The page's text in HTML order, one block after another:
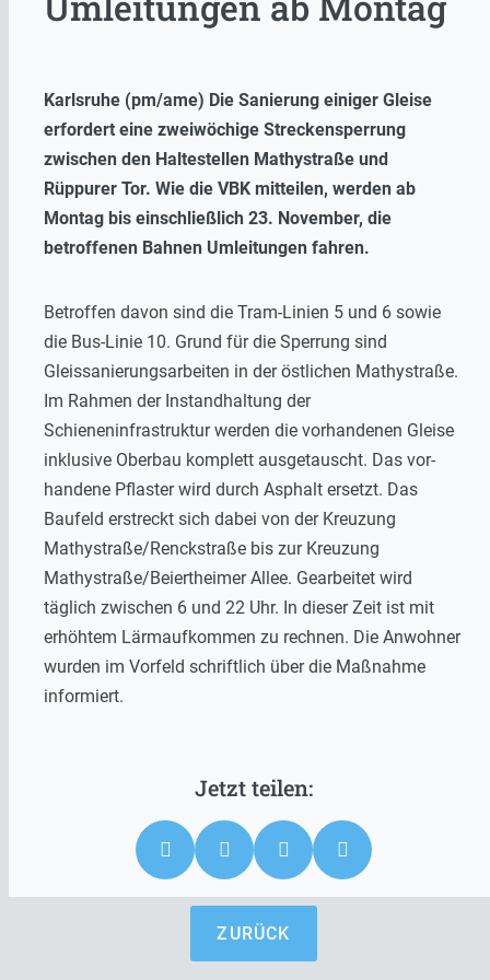
Karlsruhe (pm/ame) Die Sanierung einiger Gleise
erfordert eine zweiwöchige Streckensperrung
zwischen den Haltestellen Mathystraße und
Rüppurer Tor. Wie die VBK mitteilen, werden ab
Montag bis einschließlich 23. November, die
betroffenen Bahnen Umleitungen fahren.
Betroffen davon sind die Tram-Linien 5 und 6 sowie
die Bus-Linie 10. Grund für die Sperrung sind
Gleissanierungsarbeiten in der östlichen Mathystraße.
Im Rahmen der Instandhaltung der
Schieneninfrastruktur werden die vorhandenen Gleise
inklusive Oberbau komplett ausgetauscht. Das vor-
handene Pflaster wird durch Asphalt ersetzt. Das
Baufeld erstreckt sich dabei von der Kreuzung
Mathystraße/Renckstraße bis zur Kreuzung
Mathystraße/Beiertheimer Allee. Gearbeitet wird
täglich zwischen 6 und 22 Uhr. In dieser Zeit ist mit
erhöhtem Lärmaufkommen zu rechnen. Die Anwohner
wurden im Vorfeld schriftlich über die Maßnahme
informiert.
ZURÜCK